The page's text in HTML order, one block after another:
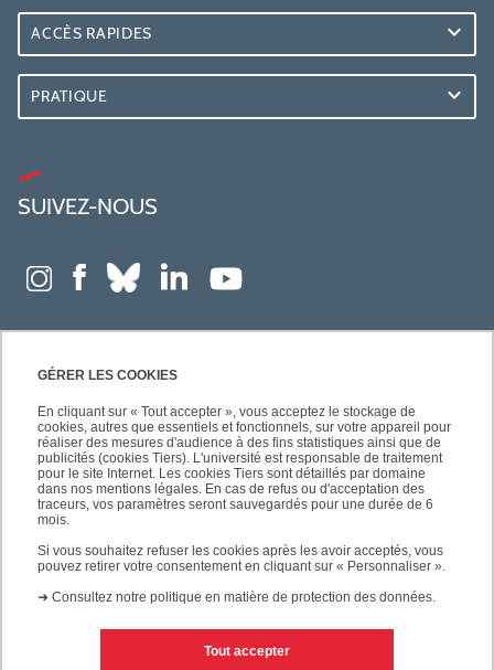
GÉRER LES COOKIES
En cliquant sur « Tout accepter », vous acceptez le stockage de
cookies, autres que essentiels et fonctionnels, sur votre appareil pour
réaliser des mesures d'audience à des fins statistiques ainsi que de
publicités (cookies Tiers). L'université est responsable de traitement
pour le site Internet. Les cookies Tiers sont détaillés par domaine
dans nos mentions légales. En cas de refus ou d'acceptation des
traceurs, vos paramètres seront sauvegardés pour une durée de 6
mois.
Si vous souhaitez refuser les cookies après les avoir acceptés, vous
pouvez retirer votre consentement en cliquant sur « Personnaliser ».
➜ Consultez notre politique en matière de protection des données.
Tout accepter
ACCÈS RAPIDES
PRATIQUE
SUIVEZ-NOUS
Mentions légales